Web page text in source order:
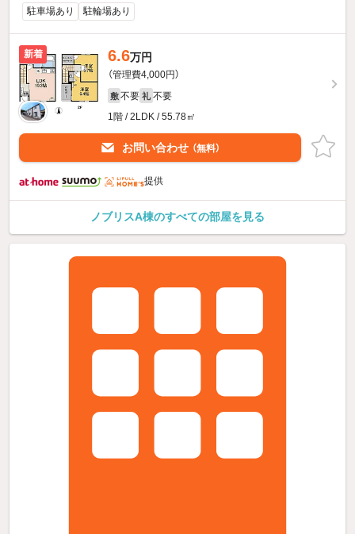
駐車場あり 駐輪場あり
新着 6.6万円
（管理費4,000円）
敷 不要 礼 不要
1階 / 2LDK / 55.78㎡
お問い合わせ （無料）
提供
ノブリスA棟のすべての部屋を見る